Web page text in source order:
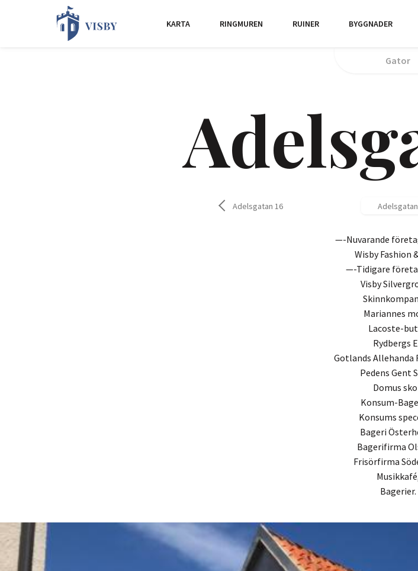
KARTA RINGMUREN RUINER BYGGNADER
Gator
Adelsgatan 16 Adelsgatan
—-Nuvarande
Wisby Fashion
—-Tidigare
Visby
Mariannes
Lacoste-
Rydbergs
Gotlands Allehanda
Pedens Gent
Domus
Konsum-
Konsums
Bageri
Bagerifirma
Frisörfirma
Bagerier.